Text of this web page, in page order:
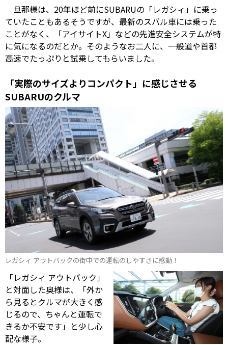
旦那様は、20年ほど前にSUBARUの「レガシィ」に乗っ
ていたこともあるそうですが、最新のスバル車には乗った
ことがなく、「アイサイトX」などの先進安全システムが特
に気になるのだとか。そのようなお二人に、一般道や首都
高速でたっぷりと試乗してもらいました。
「実際のサイズよりコンパクト」に感じさせる
SUBARUのクルマ
レガシィ アウトバックの街中での運転のしやすさに感動！
「レガシィ アウトバック」
と対面した奥様は、「外か
ら見るとクルマが大きく感
じるので、ちゃんと運転で
きるか不安です」と少し心
配な様子。